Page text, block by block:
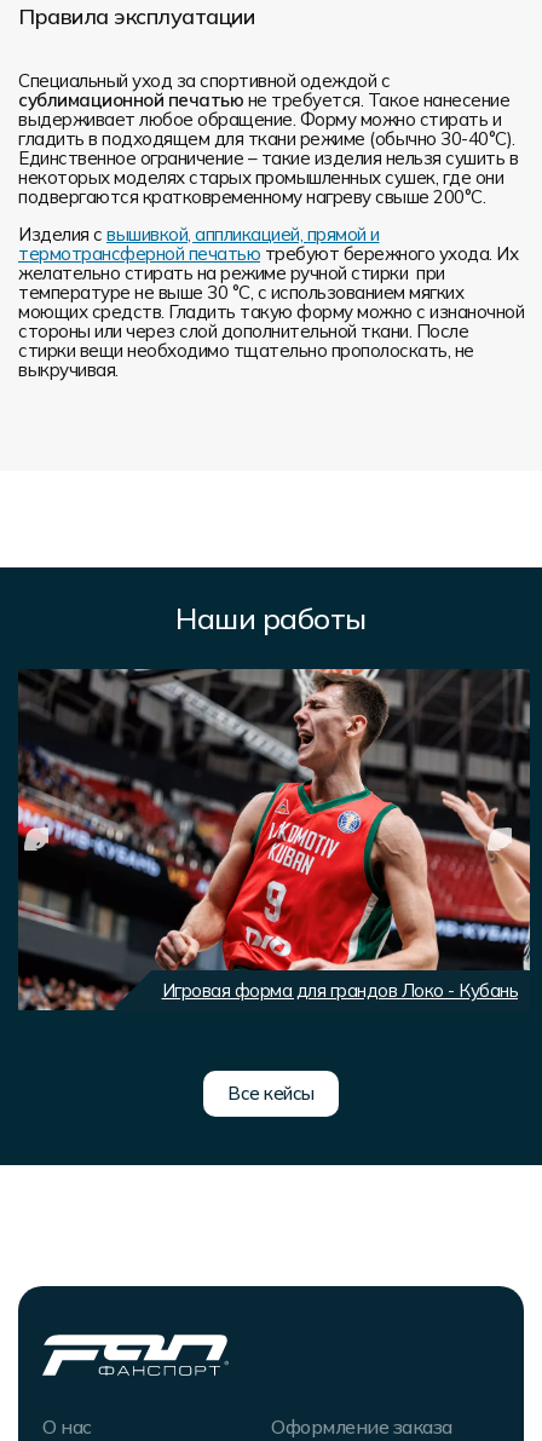
Правила эксплуатации
Специальный уход за спортивной одеждой с
сублимационной печатью не требуется. Такое нанесение
выдерживает любое обращение. Форму можно стирать и
гладить в подходящем для ткани режиме (обычно 30-40°С).
Единственное ограничение – такие изделия нельзя сушить в
некоторых моделях старых промышленных сушек, где они
подвергаются кратковременному нагреву свыше 200°С.
Изделия с вышивкой, аппликацией, прямой и
термотрансферной печатью требуют бережного ухода. Их
желательно стирать на режиме ручной стирки при
температуре не выше 30 °C, с использованием мягких
моющих средств. Гладить такую форму можно с изнаночной
стороны или через слой дополнительной ткани. После
стирки вещи необходимо тщательно прополоскать, не
выкручивая.
Наши работы
Игровая форма для грандов Локо - Кубань
Все кейсы
О нас Оформление заказа